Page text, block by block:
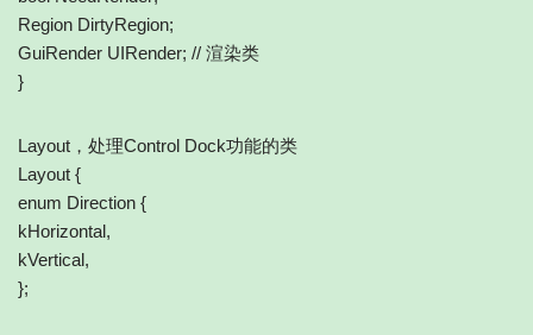
Region DirtyRegion;
GuiRender UIRender; // 渲染类
}
Layout，处理Control Dock功能的类
Layout {
enum Direction {
kHorizontal,
kVertical,
};